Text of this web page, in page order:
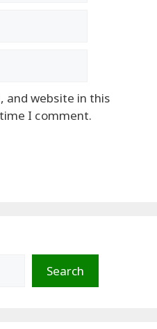
and website in this
I comment.
Search